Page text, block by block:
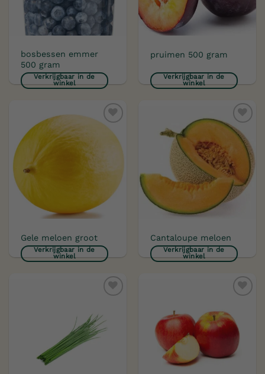
bosbessen emmer
500 gram
Verkrijgbaar in de
winkel
pruimen 500 gram
Verkrijgbaar in de
winkel
Toevoegen
verlanglijst
Gele meloen groot
Verkrijgbaar in de
winkel
Toevoegen
verlanglijst
Cantaloupe meloen
Verkrijgbaar in de
winkel
aan
verlanglijst
aan
verlanglijst